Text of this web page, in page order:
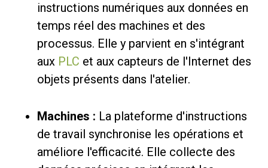
instructions numériques aux données en
temps réel des machines et des
processus. Elle y parvient en s'intégrant
aux PLC et aux capteurs de l'Internet des
objets présents dans l'atelier.
Machines : La plateforme d'instructions
de travail synchronise les opérations et
améliore l'efficacité. Elle collecte des